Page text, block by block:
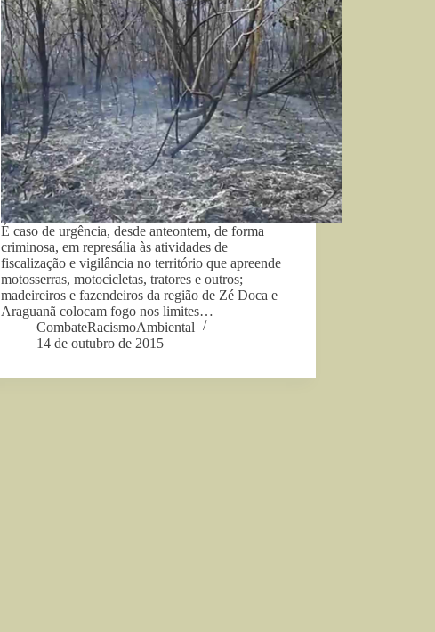
É caso de urgência, desde anteontem, de forma
criminosa, em represália às atividades de
fiscalização e vigilância no território que apreende
motosserras, motocicletas, tratores e outros;
madeireiros e fazendeiros da região de Zé Doca e
Araguanã colocam fogo nos limites…
CombateRacismoAmbiental
14 de outubro de 2015